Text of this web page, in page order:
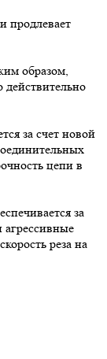
продлевает
образом,
действительно
за счет новой
цепи в
за
агрессивные
реза на